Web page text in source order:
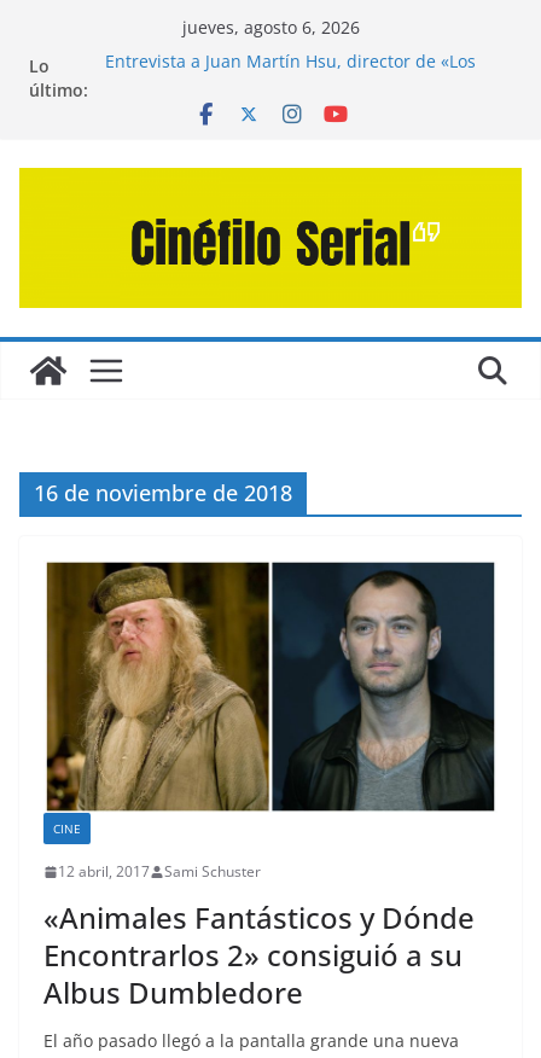
contenido
jueves, agosto 6, 2026
Lo
último:
Entrevista a Juan Martín Hsu, director de «Los
Crítica de «El Día D: Bajo Presión» de Anthony
Crítica de «La Odisea» de Christopher Nolan
(2026)
16 de noviembre de 2018
CINE
12 abril, 2017 Sami Schuster
«Animales Fantásticos y Dónde
Encontrarlos 2» consiguió a su
Albus Dumbledore
El año pasado llegó a la pantalla grande una nueva